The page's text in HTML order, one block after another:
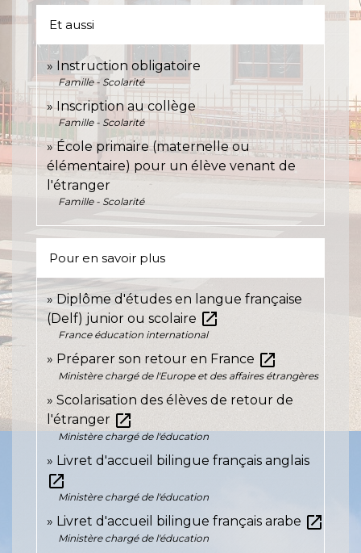
Et aussi
Instruction obligatoire
Famille - Scolarité
Inscription au collège
Famille - Scolarité
École primaire (maternelle ou
élémentaire) pour un élève venant de
l'étranger
Famille - Scolarité
Pour en savoir plus
Diplôme d'études en langue française
(Delf) junior ou scolaire open_in_new
France éducation international
Préparer son retour en France open_in_new
Ministère chargé de l'Europe et des affaires étrangères
Scolarisation des élèves de retour de
l'étranger open_in_new
Ministère chargé de l'éducation
Livret d'accueil bilingue français anglais
open_in_new
Ministère chargé de l'éducation
Livret d'accueil bilingue français arabe open_in_new
Ministère chargé de l'éducation